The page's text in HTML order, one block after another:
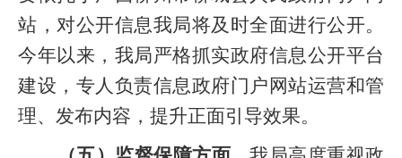
站，对公开信息我局将及时全面进行公开。
今年以来，我局严格抓实政府信息公开平台
建设，专人负责信息政府门户网站运营和管
理、发布内容，提升正面引导效果。